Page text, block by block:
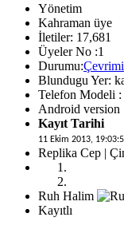
Yönetim
Kahraman üye
İletiler: 17,681
Üyeler No :1
Durumu:
Blundugu Yer:
Telefon Modeli :
Android version
Kayıt Tarihi
11 Ekim 2013,
Replika Cep |
Ruh Halim
Kayıtlı